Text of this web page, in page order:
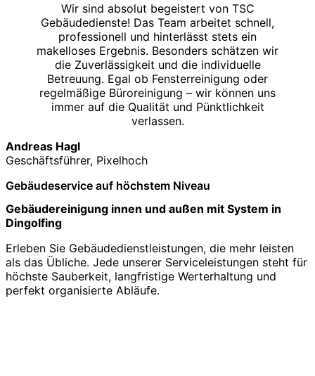
Wir sind absolut begeistert von TSC
Gebäudedienste! Das Team arbeitet schnell,
professionell und hinterlässt stets ein
makelloses Ergebnis. Besonders schätzen wir
die Zuverlässigkeit und die individuelle
Betreuung. Egal ob Fensterreinigung oder
regelmäßige Büroreinigung – wir können uns
immer auf die Qualität und Pünktlichkeit
verlassen.
Andreas Hagl
Geschäftsführer, Pixelhoch
Gebäudeservice auf höchstem Niveau
Gebäudereinigung innen und außen mit System in
Dingolfing
Erleben Sie Gebäudedienstleistungen, die mehr leisten
als das Übliche. Jede unserer Serviceleistungen steht für
höchste Sauberkeit, langfristige Werterhaltung und
perfekt organisierte Abläufe.